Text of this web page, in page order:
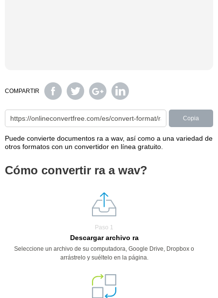
COMPARTIR
Copia
Puede convierte documentos ra a wav, así como a una variedad de
otros formatos con un convertidor en línea gratuito.
Cómo convertir ra a wav?
Paso 1
Descargar archivo ra
Seleccione un archivo de su computadora, Google Drive, Dropbox o
arrástrelo y suéltelo en la página.